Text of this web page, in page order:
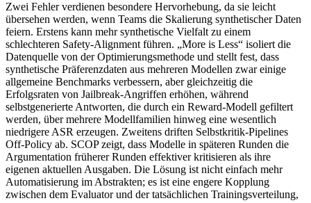
Zwei Fehler verdienen besondere Hervorhebung, da sie leicht
übersehen werden, wenn Teams die Skalierung synthetischer Daten
feiern. Erstens kann mehr synthetische Vielfalt zu einem
schlechteren Safety-Alignment führen. „More is Less“ isoliert die
Datenquelle von der Optimierungsmethode und stellt fest, dass
synthetische Präferenzdaten aus mehreren Modellen zwar einige
allgemeine Benchmarks verbessern, aber gleichzeitig die
Erfolgsraten von Jailbreak-Angriffen erhöhen, während
selbstgenerierte Antworten, die durch ein Reward-Modell gefiltert
werden, über mehrere Modellfamilien hinweg eine wesentlich
niedrigere ASR erzeugen. Zweitens driften Selbstkritik-Pipelines
Off-Policy ab. SCOP zeigt, dass Modelle in späteren Runden die
Argumentation früherer Runden effektiver kritisieren als ihre
eigenen aktuellen Ausgaben. Die Lösung ist nicht einfach mehr
Automatisierung im Abstrakten; es ist eine engere Kopplung
zwischen dem Evaluator und der tatsächlichen Trainingsverteilung,